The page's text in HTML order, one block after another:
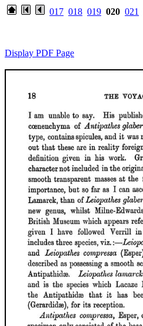
017 018 019 020 021
Display PDF Page